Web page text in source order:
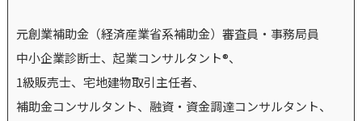
元創業補助金（経済産業省系補助金）審査員・事務局員
中小企業診断士、起業コンサルタント®、
1級販売士、宅地建物取引主任者、
補助金コンサルタント、融資・資金調達コンサルタント、